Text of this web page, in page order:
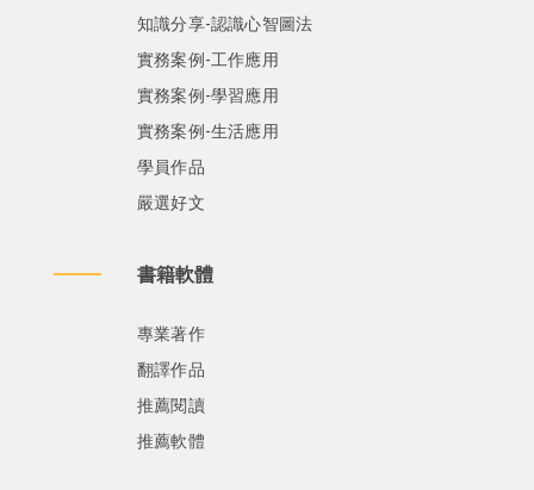
知識分享-認識心智圖法
實務案例-工作應用
實務案例-學習應用
實務案例-生活應用
學員作品
嚴選好文
書籍軟體
專業著作
翻譯作品
推薦閱讀
推薦軟體